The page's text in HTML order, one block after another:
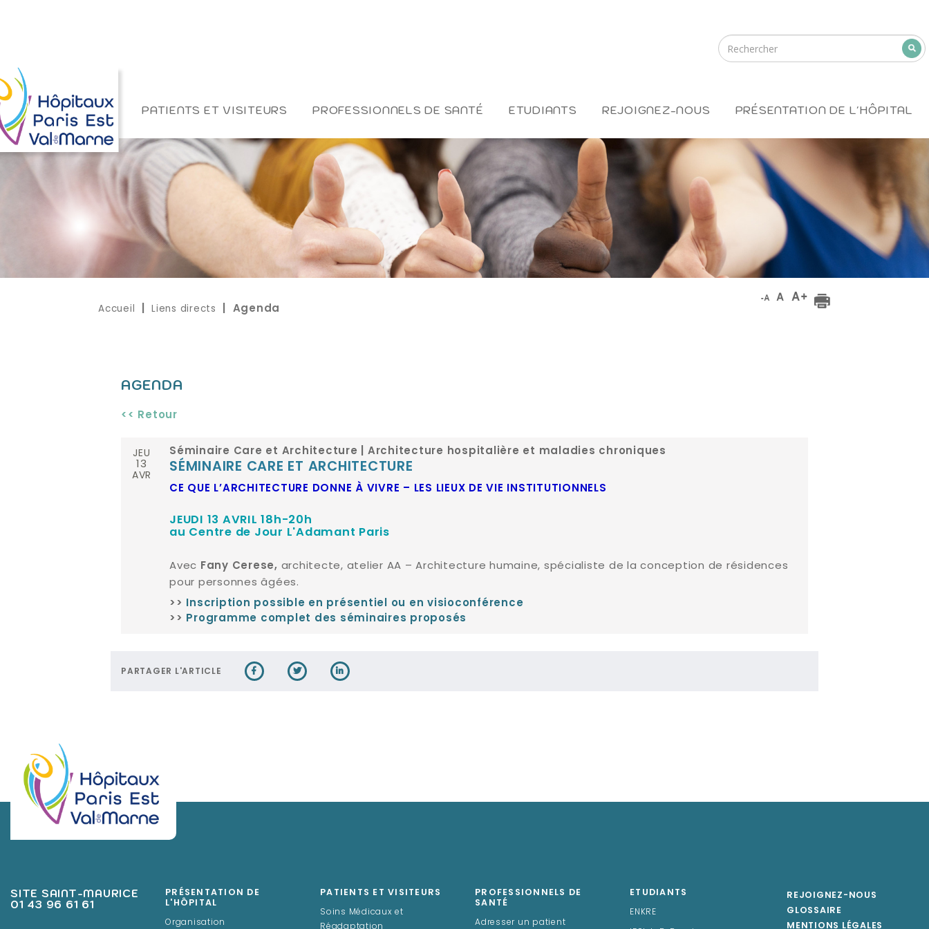
PATIENTS ET VISITEURS PROFESSIONNELS DE SANTÉ ETUDIANTS REJOIGNEZ-NOUS PRÉSENTATION DE L'HÔPITAL
Accueil Liens directs | Agenda
AGENDA
<< Retour
JEU
13
AVR
Séminaire Care et Architecture | Architecture hospitalière et maladies chroniques
SÉ M INAIRE CARE ET ARCHITECTURE
CE QUE L’ARCHITECTURE DONNE À VIVRE – LES LIEUX DE VIE INSTITUTIONNELS
JEUDI 13 AVRIL 18h-20h
au Centre de Jour L'Adamant Paris
Avec Fany Cerese, architecte, atelier AA – Architecture humaine, spécialiste de la conception de résidences
pour personnes âgées.
>>
Inscription possible en présentiel ou en visioconférence
>>
Programme complet des séminaires proposés
PARTAGER L'ARTICLE
SITE SAINT-MAURICE
01 43 96 61 61
PRÉSENTATION DE
L'HÔPITAL
Organisation
PATIENTS ET VISITEURS
Soins Médicaux et
Réadaptation
PROFESSIONNELS DE
SANTÉ
Adresser un patient
ETUDIANTS
ENKRE
REJOIGNEZ-NOUS
GLOSSAIRE
MENTIONS LÉGALES